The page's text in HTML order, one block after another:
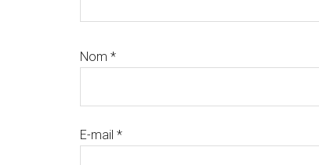
Nom *
E-mail *